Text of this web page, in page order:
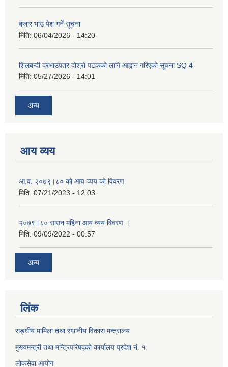
बजार भाउ पेश गर्ने सूचना
मिति: 06/04/2026 - 14:20
शिलबन्दी दरभाउपत्र दोश्रो पटकको लागि आह्वान गरिएको सूचना SQ 4
मिति: 05/27/2026 - 14:01
अन्य
आय व्यय
आ.व. २०७९।८० को आय-व्यय को विवरण
मिति: 07/21/2023 - 12:03
२०७९।८० साउन महिना आय व्यय विवरण ।
मिति: 09/09/2022 - 00:57
अन्य
लिंक
सङ्घीय मामिला तथा स्थानीय विकास मन्त्रालय
मुख्यमन्त्री तथा मन्त्रिपरिषद्को कार्यालय प्रदेश नं. १
लोकसेवा आयोग ​​​​